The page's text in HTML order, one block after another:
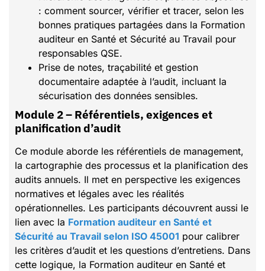
: comment sourcer, vérifier et tracer, selon les
bonnes pratiques partagées dans la Formation
auditeur en Santé et Sécurité au Travail pour
responsables QSE.
Prise de notes, traçabilité et gestion
documentaire adaptée à l’audit, incluant la
sécurisation des données sensibles.
Module 2 – Référentiels, exigences et
planification d’audit
Ce module aborde les référentiels de management,
la cartographie des processus et la planification des
audits annuels. Il met en perspective les exigences
normatives et légales avec les réalités
opérationnelles. Les participants découvrent aussi le
lien avec la Formation auditeur en Santé et
Sécurité au Travail selon ISO 45001 pour calibrer
les critères d’audit et les questions d’entretiens. Dans
cette logique, la Formation auditeur en Santé et